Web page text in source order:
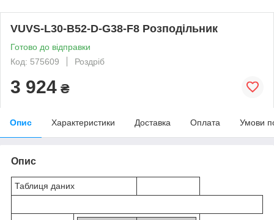
VUVS-L30-B52-D-G38-F8 Розподільник
Готово до відправки
Код: 575609
Роздріб
3 924 ₴
Опис Характеристики Доставка Оплата Умови
Опис
Таблиця даних